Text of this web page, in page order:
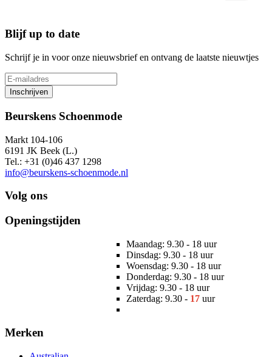
Blijf up to date
Schrijf je in voor onze nieuwsbrief en ontvang de laatste nieuwtjes
Inschrijven
Beurskens Schoenmode
Markt 104-106
6191 JK Beek (L.)
Tel.: +31 (0)46 437 1298
info@beurskens-schoenmode.nl
Volg ons
Openingstijden
Maandag: 9.30 - 18 uur
Dinsdag: 9.30 - 18 uur
Woensdag: 9.30 - 18 uur
Donderdag: 9.30 - 18 uur
Vrijdag: 9.30 - 18 uur
Zaterdag: 9.30 - 17 uur
Merken